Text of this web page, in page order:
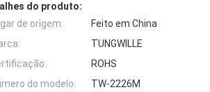
do produto:
de origem:
Feito em China
TUNGWILLE
ROHS
do modelo:
TW-2226M